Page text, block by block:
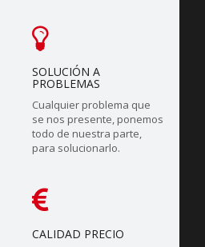
SOLUCIÓN A
PROBLEMAS
Cualquier problema que
se nos presente, ponemos
todo de nuestra parte,
para solucionarlo.
CALIDAD PRECIO